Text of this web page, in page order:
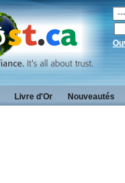
Livre d'Or Nouveautés